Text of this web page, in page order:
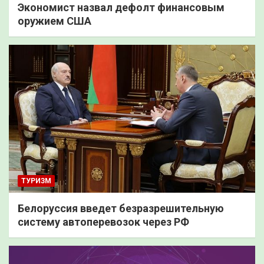
Экономист назвал дефолт финансовым
оружием США
ТУРИЗМ
Белоруссия введет безразрешительную
систему автоперевозок через РФ